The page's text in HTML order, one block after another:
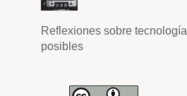
Reflexiones sobre
posibles